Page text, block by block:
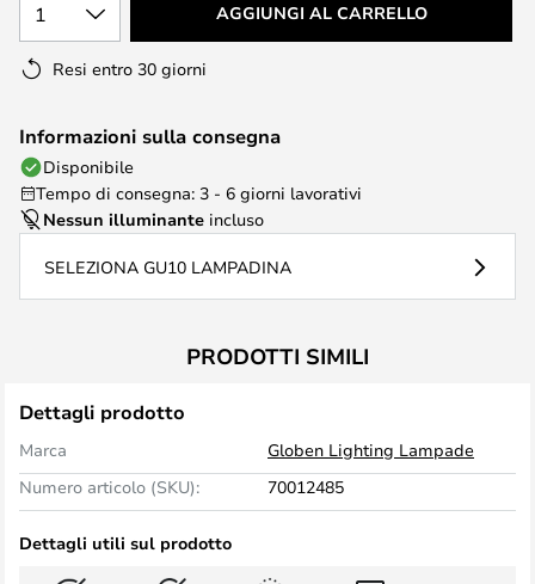
1 AGGIUNGI AL CARRELLO
Resi entro 30 giorni
Informazioni sulla consegna
Disponibile
Tempo di consegna: 3 - 6 giorni lavorativi
Nessun illuminante incluso
SELEZIONA GU10 LAMPADINA
PRODOTTI SIMILI
Dettagli prodotto
Marca
Globen Lighting Lampade
Numero articolo (SKU):
70012485
Dettagli utili sul prodotto